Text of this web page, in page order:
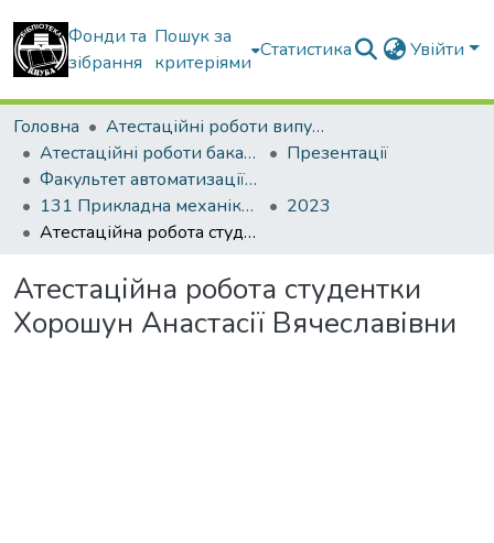
Фонди та
зібрання
Пошук за
критеріями
Статистика Увійти
Головна
Атестаційні роботи випускників
Атестаційні роботи бакалаврів
Презентації
Факультет автоматизації і інформаційних технологій
131 Прикладна механіка. Інженерія логістичних систем
2023
Атестаційна робота студентки Хорошун Анастасії Вячеславівни
Атестаційна робота студентки
Хорошун Анастасії Вячеславівни